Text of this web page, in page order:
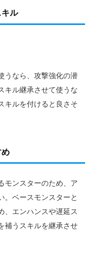
ル
うなら、攻撃強化の潜
キル継承させて使うな
キルを付けると良さそ
モンスターのため、ア
。ベースモンスターと
、エンハンスや遅延ス
補うスキルを継承させ